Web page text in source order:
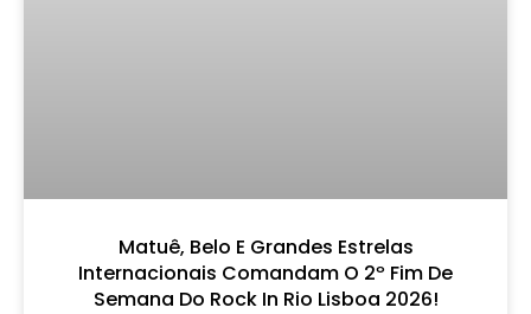
Matuê, Belo E Grandes Estrelas
Internacionais Comandam O 2º Fim De
Semana Do Rock In Rio Lisboa 2026!